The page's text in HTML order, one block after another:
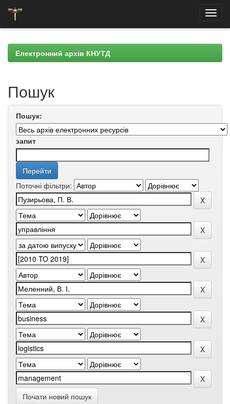
navigationЕлектронний архів КНУТД
Пошук
Пошук:
запит
Поточні фільтри:
Почати новий пошук